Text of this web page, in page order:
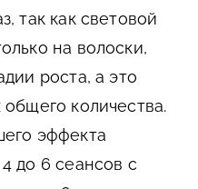
так как световой
на волоски,
роста, а это
количества.
эффекта
до 6 сеансов с